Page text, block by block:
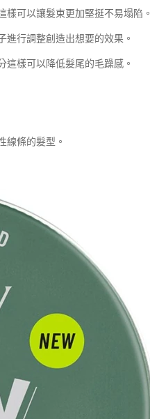
可以讓髮束更加堅挺不易塌陷。
行調整創造出想要的效果。
樣可以降低髮尾的毛躁感。
線條的髮型。